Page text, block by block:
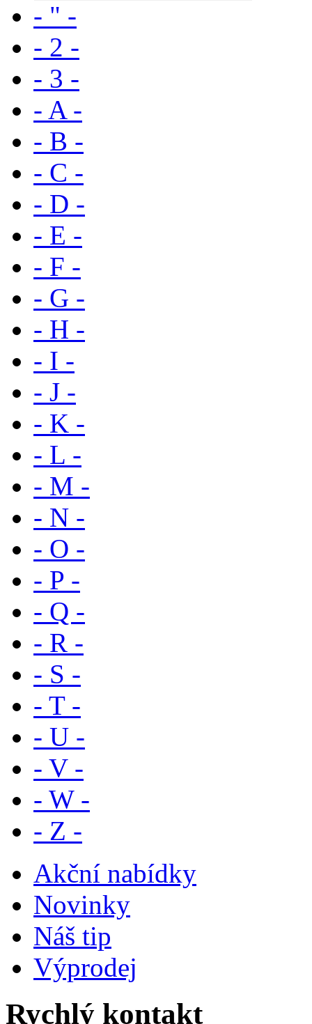
- " -
- 2 -
- 3 -
- A -
- B -
- C -
- D -
- E -
- F -
- G -
- H -
- I -
- J -
- K -
- L -
- M -
- N -
- O -
- P -
- Q -
- R -
- S -
- T -
- U -
- V -
- W -
- Z -
Akční nabídky
Novinky
Náš tip
Výprodej
Rychlý kontakt